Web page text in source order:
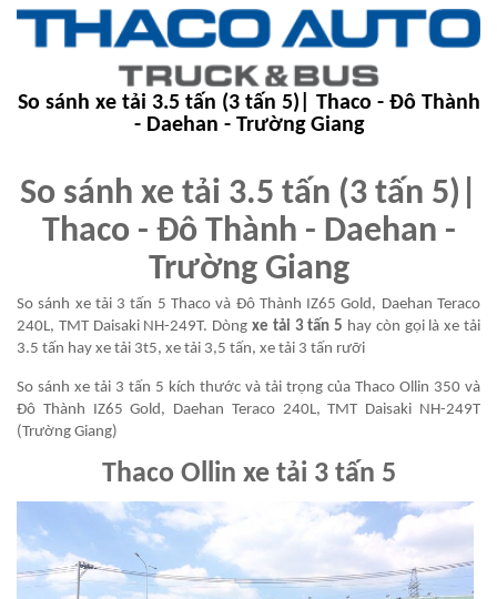
So sánh xe tải 3.5 tấn (3 tấn 5)| Thaco - Đô Thành
- Daehan - Trường Giang
So sánh xe tải 3.5 tấn (3 tấn 5)|
Thaco - Đô Thành - Daehan -
Trường Giang
So sánh xe tải 3 tấn 5 Thaco và Đô Thành IZ65 Gold, Daehan Teraco
240L, TMT Daisaki NH-249T. Dòng xe tải 3 tấn 5 hay còn gọi là xe tải
3.5 tấn hay xe tải 3t5, xe tải 3,5 tấn, xe tải 3 tấn rưỡi
So sánh xe tải 3 tấn 5 kích thước và tải trọng của Thaco Ollin 350 và
Đô Thành IZ65 Gold, Daehan Teraco 240L, TMT Daisaki NH-249T
(Trường Giang)
Thaco Ollin xe tải 3 tấn 5